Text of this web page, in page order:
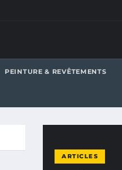
PEINTURE & REVÊTEMENTS
ARTICLES